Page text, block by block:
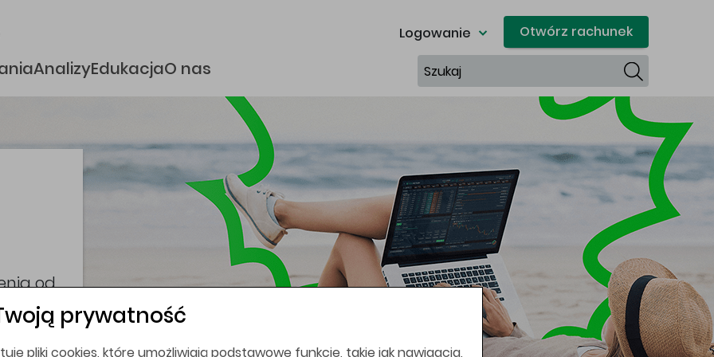
Logowanie Otwórz rachunek
AnalizyEdukacjaO nas Szukaj
prywatność
pliki cookies, które umożliwiają podstawowe funkcje, takie jak nawigacja,